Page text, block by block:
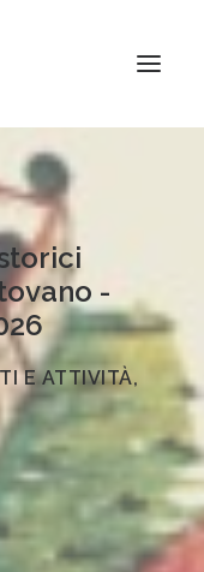
-
E ATTIVITÀ,